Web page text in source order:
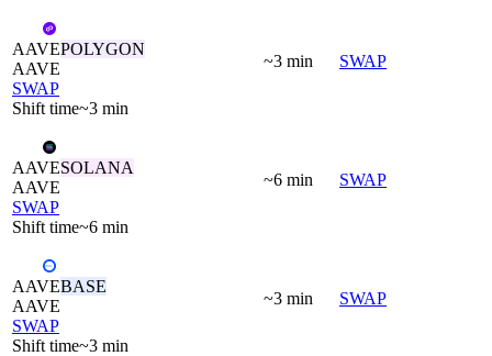
AAVEPOLYGON
AAVE
SWAP
Shift time~3 min
~3 min SWAP
AAVESOLANA
AAVE
SWAP
Shift time~6 min
~6 min SWAP
AAVEBASE
AAVE
SWAP
Shift time~3 min
~3 min SWAP